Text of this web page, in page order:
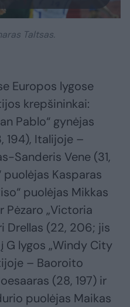
Taltsas.
Europos lygose
krepšininkai:
Pablo“ gynėjas
194), Italijoje –
Sanderis Vene (31,
puolėjas Kasparas
puolėjas Mikkas
Pėzaro „Victoria
Drellas (22, 206; jis
G lygos „Windy City
– Baoroito
(28, 197) ir
puolėjas Maikas